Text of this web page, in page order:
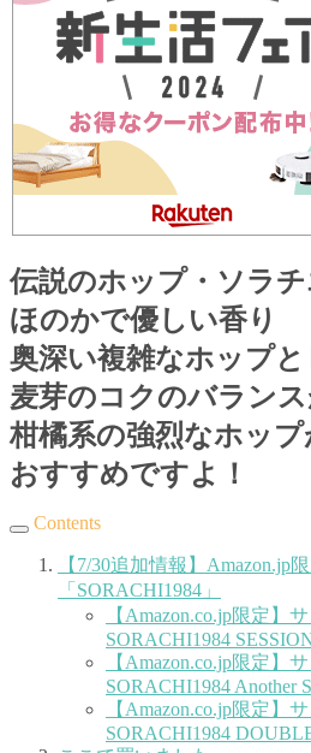
伝説のホップ・ソラ
ほのかで優しい香り
奥深い複雑なホップ
麦芽のコクのバラン
柑橘系の強烈なホッ
おすすめですよ！
Contents
【7/30追加情報】Amazon.jp
「SORACHI1984」
【Amazon.co.jp限定】
SORACHI1984
【Amazon.co.jp限定】
SORACHI1984 Another
【Amazon.co.jp限定】
SORACHI1984